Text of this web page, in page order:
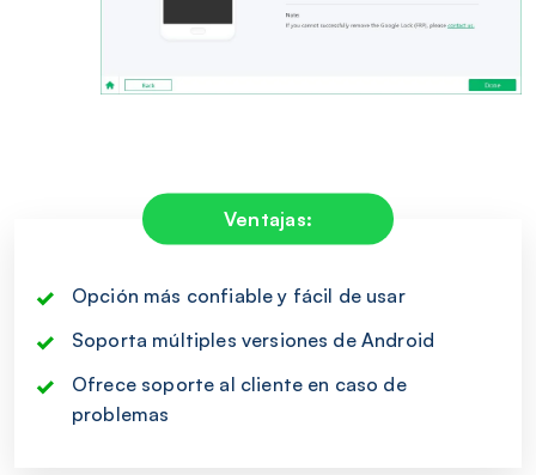
Ventajas:
Opción más confiable y fácil de usar
Soporta múltiples versiones de Android
Ofrece soporte al cliente en caso de
problemas